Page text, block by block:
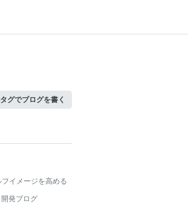
グでブログを書く
フイメージを高める
開発ブログ